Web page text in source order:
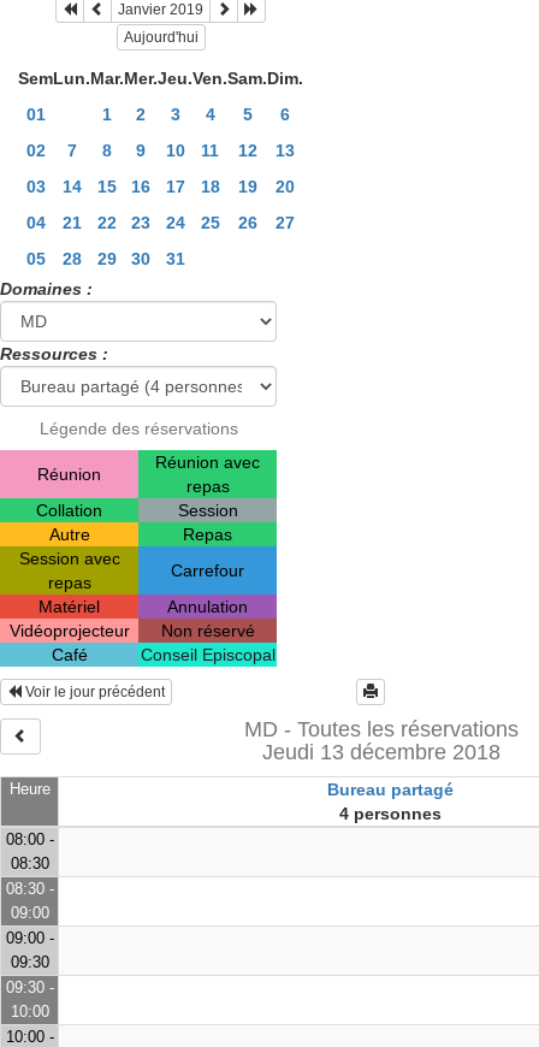
Janvier 2019
Aujourd'hui
SemLun.Mar.Mer.Jeu.Ven.Sam.Dim.
01
1 2 3 4 5
6
02
7 8 9 10 11 12
13
03
14 15 16 17 18 19
20
04
21 22 23 24 25 26
27
05
28 29 30
31
Domaines :
Ressources :
Légende des réservations
Réunion
Réunion avec
repas
Collation
Session
Autre
Repas
Session avec
repas
Carrefour
Matériel
Annulation
Vidéoprojecteur
Non réservé
Café
Conseil Episcopal
Heure
Bureau partagé
4 personnes
Voir le jour précédent
MD - Toutes les réservations
Jeudi 13 décembre 2018
08:00 -
08:30
08:30 -
09:00
09:00 -
09:30
09:30 -
10:00
10:00 -